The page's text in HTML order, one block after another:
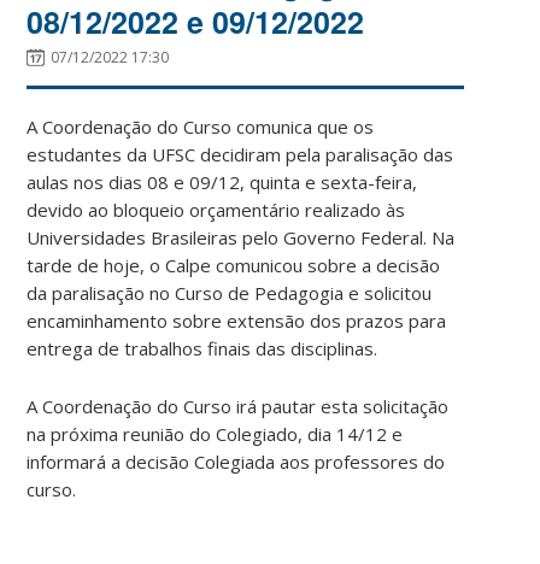
08/12/2022 e 09/12/2022
07/12/2022 17:30
A Coordenação do Curso comunica que os
estudantes da UFSC decidiram pela paralisação das
aulas nos dias 08 e 09/12, quinta e sexta-feira,
devido ao bloqueio orçamentário realizado às
Universidades Brasileiras pelo Governo Federal. Na
tarde de hoje, o Calpe comunicou sobre a decisão
da paralisação no Curso de Pedagogia e solicitou
encaminhamento sobre extensão dos prazos para
entrega de trabalhos finais das disciplinas.
A Coordenação do Curso irá pautar esta solicitação
na próxima reunião do Colegiado, dia 14/12 e
informará a decisão Colegiada aos professores do
curso.